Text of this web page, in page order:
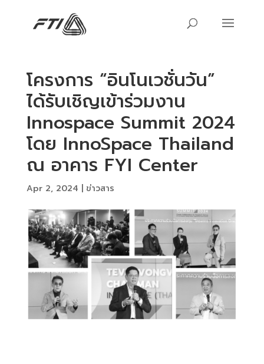
โครงการ “อินโนเวชั่นวัน”
ได้รับเชิญเข้าร่วมงาน
Innospace Summit 2024
โดย InnoSpace Thailand
ณ อาคาร FYI Center
Apr 2, 2024 ข่าวสาร